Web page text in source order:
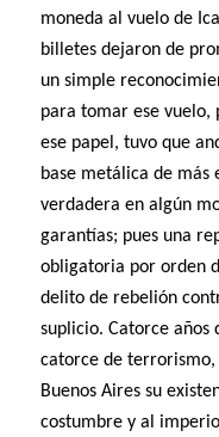
moneda al vuelo de
billetes dejaron de
un simple
para tomar ese vuelo,
ese papel, tuvo que
base metálica de más
verdadera en algún
garantías; pues una
obligatoria por orden
delito de rebelión
suplicio. Catorce años
catorce de terrorismo,
Buenos Aires su
costumbre y al